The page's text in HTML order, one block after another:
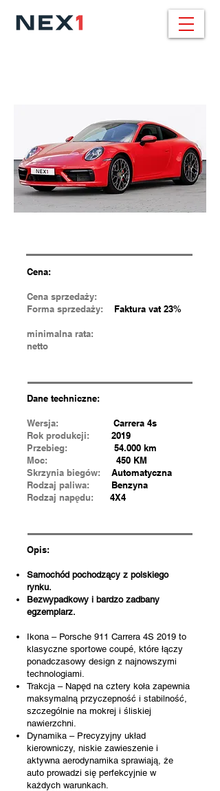
Cena:
Cena sprzedaży:
Forma sprzedaży:
Faktura vat 23%
minimalna rata:
netto
Dane techniczne:
Wersja: Carrera 4s
Rok produkcji:
2019
Przebieg: 54.000 km
Moc: 450 KM
Skrzynia biegów:
Automatyczna
Rodzaj paliwa: Benzyna
Rodzaj napędu: 4X4
Opis:
Samochód pochodzący z polskiego
rynku.
Bezwypadkowy i bardzo zadbany
egzemplarz.
Ikona – Porsche 911 Carrera 4S 2019 to
klasyczne sportowe coupé, które łączy
ponadczasowy design z najnowszymi
technologiami.
Trakcja – Napęd na cztery koła zapewnia
maksymalną przyczepność i stabilność,
szczególnie na mokrej i śliskiej
nawierzchni.
Dynamika – Precyzyjny układ
kierowniczy, niskie zawieszenie i
aktywna aerodynamika sprawiają, że
auto prowadzi się perfekcyjnie w
każdych warunkach.